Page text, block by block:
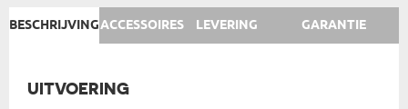
BESCHRIJVINGACCESSOIRES LEVERING GARANTIE
UITVOERING